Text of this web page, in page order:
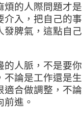
煩的人際問題才是
介入，把自己的事
發脾氣，這點自己
的人脈，不是要你
不論是工作還是生
適合做調整，不論
進。